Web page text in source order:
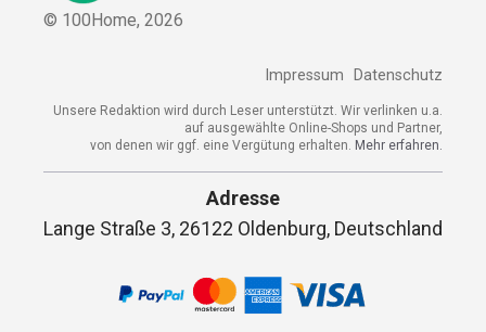
© 100Home, 2026
Impressum Datenschutz
Unsere Redaktion wird durch Leser unterstützt. Wir verlinken u.a.
auf ausgewählte Online-Shops und Partner,
von denen wir ggf. eine Vergütung erhalten. Mehr erfahren.
Adresse
Lange Straße 3, 26122 Oldenburg, Deutschland